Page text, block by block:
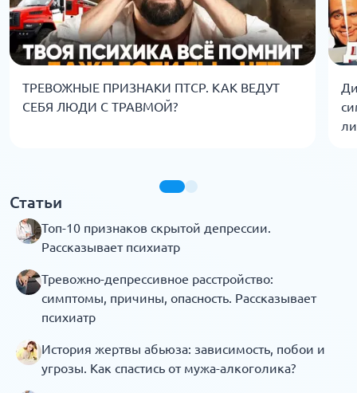
ТРЕВОЖНЫЕ ПРИЗНАКИ ПТСР. КАК ВЕДУТ
СЕБЯ ЛЮДИ С ТРАВМОЙ?
Статьи
Топ-10 признаков скрытой депрессии.
Рассказывает психиатр
Тревожно-депрессивное расстройство:
симптомы, причины, опасность. Рассказывает
психиатр
История жертвы абьюза: зависимость, побои и
угрозы. Как спастись от мужа-алкоголика?